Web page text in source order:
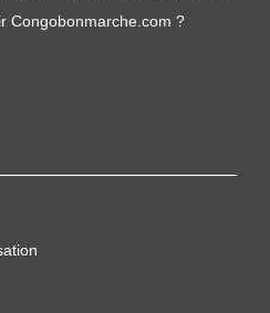
Congobonmarche.com ?